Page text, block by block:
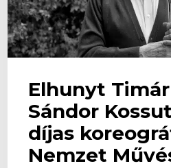
a
Nemzet
Művésze
Elhunyt Timár
Sándor
díjas
Nemzet